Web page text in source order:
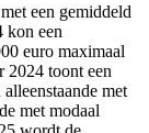
een gemiddeld
kon een
euro maximaal
2024 toont een
met
met modaal